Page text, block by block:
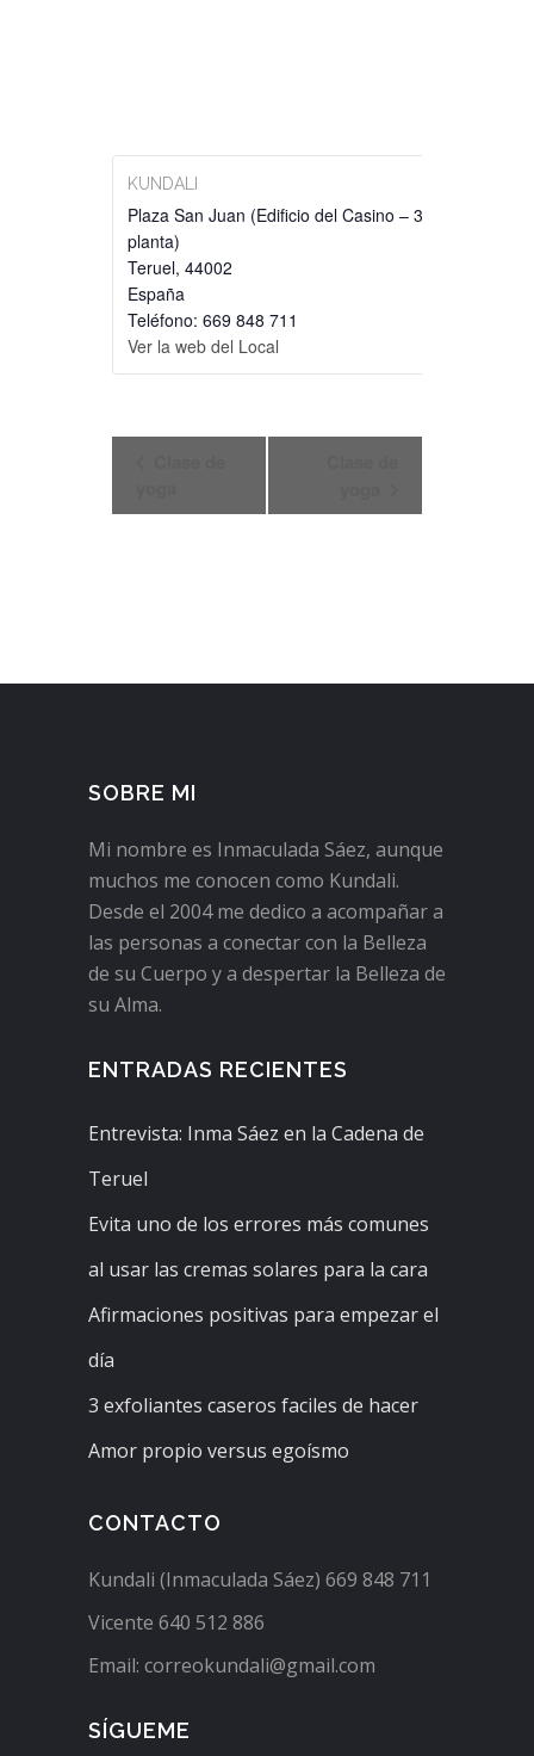
KUNDALI
Plaza San Juan (Edificio del Casino – 3ª
planta)
Teruel, 44002
España
Teléfono: 669 848 711
Ver la web del Local
SOBRE MI
Mi nombre es Inmaculada Sáez, aunque
muchos me conocen como Kundali.
Desde el 2004 me dedico a acompañar a
las personas a conectar con la Belleza
de su Cuerpo y a despertar la Belleza de
su Alma.
ENTRADAS RECIENTES
Entrevista: Inma Sáez en la Cadena de
Teruel
Evita uno de los errores más comunes
al usar las cremas solares para la cara
Afirmaciones positivas para empezar el
día
3 exfoliantes caseros faciles de hacer
Amor propio versus egoísmo
CONTACTO
Kundali (Inmaculada Sáez) 669 848 711
Vicente 640 512 886
Email: correokundali@gmail.com
SÍGUEME